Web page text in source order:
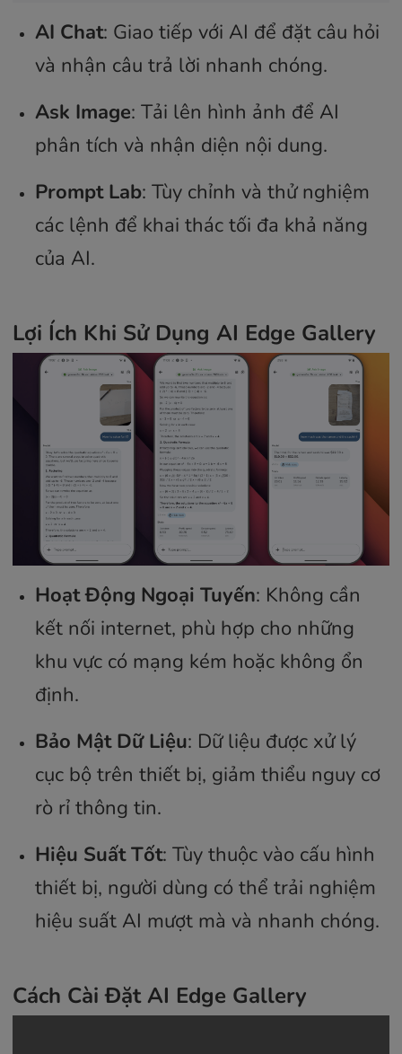
AI Chat: Giao tiếp với AI để đặt câu hỏi
và nhận câu trả lời nhanh chóng.
Ask Image: Tải lên hình ảnh để AI
phân tích và nhận diện nội dung.
Prompt Lab: Tùy chỉnh và thử nghiệm
các lệnh để khai thác tối đa khả năng
của AI.
Lợi Ích Khi Sử Dụng AI Edge Gallery
Hoạt Động Ngoại Tuyến: Không cần
kết nối internet, phù hợp cho những
khu vực có mạng kém hoặc không ổn
định.
Bảo Mật Dữ Liệu: Dữ liệu được xử lý
cục bộ trên thiết bị, giảm thiểu nguy cơ
rò rỉ thông tin.
Hiệu Suất Tốt: Tùy thuộc vào cấu hình
thiết bị, người dùng có thể trải nghiệm
hiệu suất AI mượt mà và nhanh chóng.
Cách Cài Đặt AI Edge Gallery